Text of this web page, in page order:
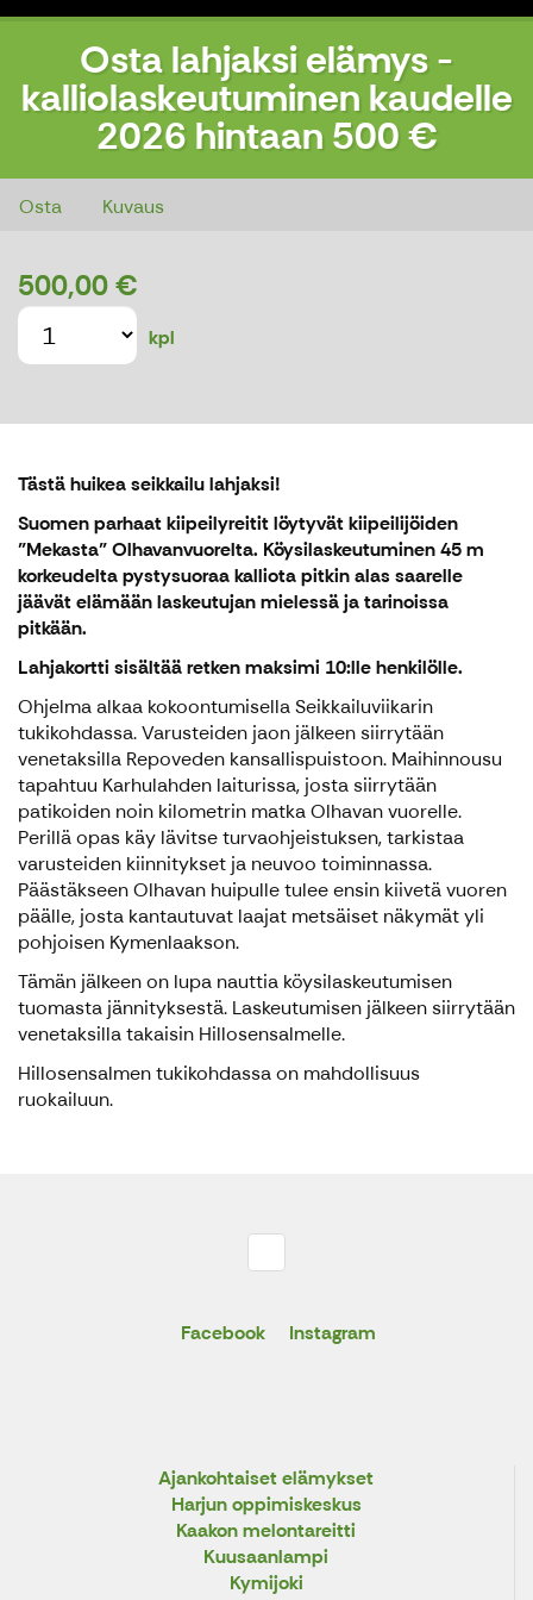
Osta lahjaksi elämys -
kalliolaskeutuminen kaudelle
2026 hintaan 500 €
Osta Kuvaus
500,00 €
kpl
Tästä huikea seikkailu lahjaksi!
Suomen parhaat kiipeilyreitit löytyvät kiipeilijöiden
”Mekasta” Olhavanvuorelta. Köysilaskeutuminen 45 m
korkeudelta pystysuoraa kalliota pitkin alas saarelle
jäävät elämään laskeutujan mielessä ja tarinoissa
pitkään.
Lahjakortti sisältää retken maksimi 10:lle henkilölle.
Ohjelma alkaa kokoontumisella Seikkailuviikarin
tukikohdassa. Varusteiden jaon jälkeen siirrytään
venetaksilla Repoveden kansallispuistoon. Maihinnousu
tapahtuu Karhulahden laiturissa, josta siirrytään
patikoiden noin kilometrin matka Olhavan vuorelle.
Perillä opas käy lävitse turvaohjeistuksen, tarkistaa
varusteiden kiinnitykset ja neuvoo toiminnassa.
Päästäkseen Olhavan huipulle tulee ensin kiivetä vuoren
päälle, josta kantautuvat laajat metsäiset näkymät yli
pohjoisen Kymenlaakson.
Tämän jälkeen on lupa nauttia köysilaskeutumisen
tuomasta jännityksestä. Laskeutumisen jälkeen siirrytään
venetaksilla takaisin Hillosensalmelle.
Hillosensalmen tukikohdassa on mahdollisuus
ruokailuun.
Facebook Instagram
Ajankohtaiset elämykset
Harjun oppimiskeskus
Kaakon melontareitti
Kuusaanlampi
Kymijoki